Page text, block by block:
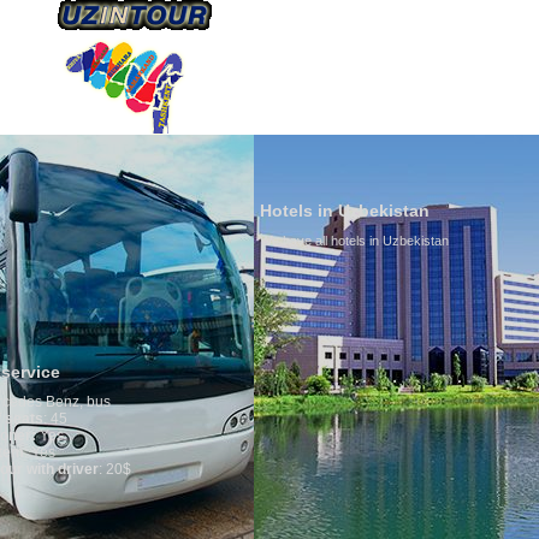
Hotels in Uzbekistan
We have all hotels in Uzbekistan
Culture
By nature
is why
any
general, the
growth is
marriages
percentage
in the world.
family is